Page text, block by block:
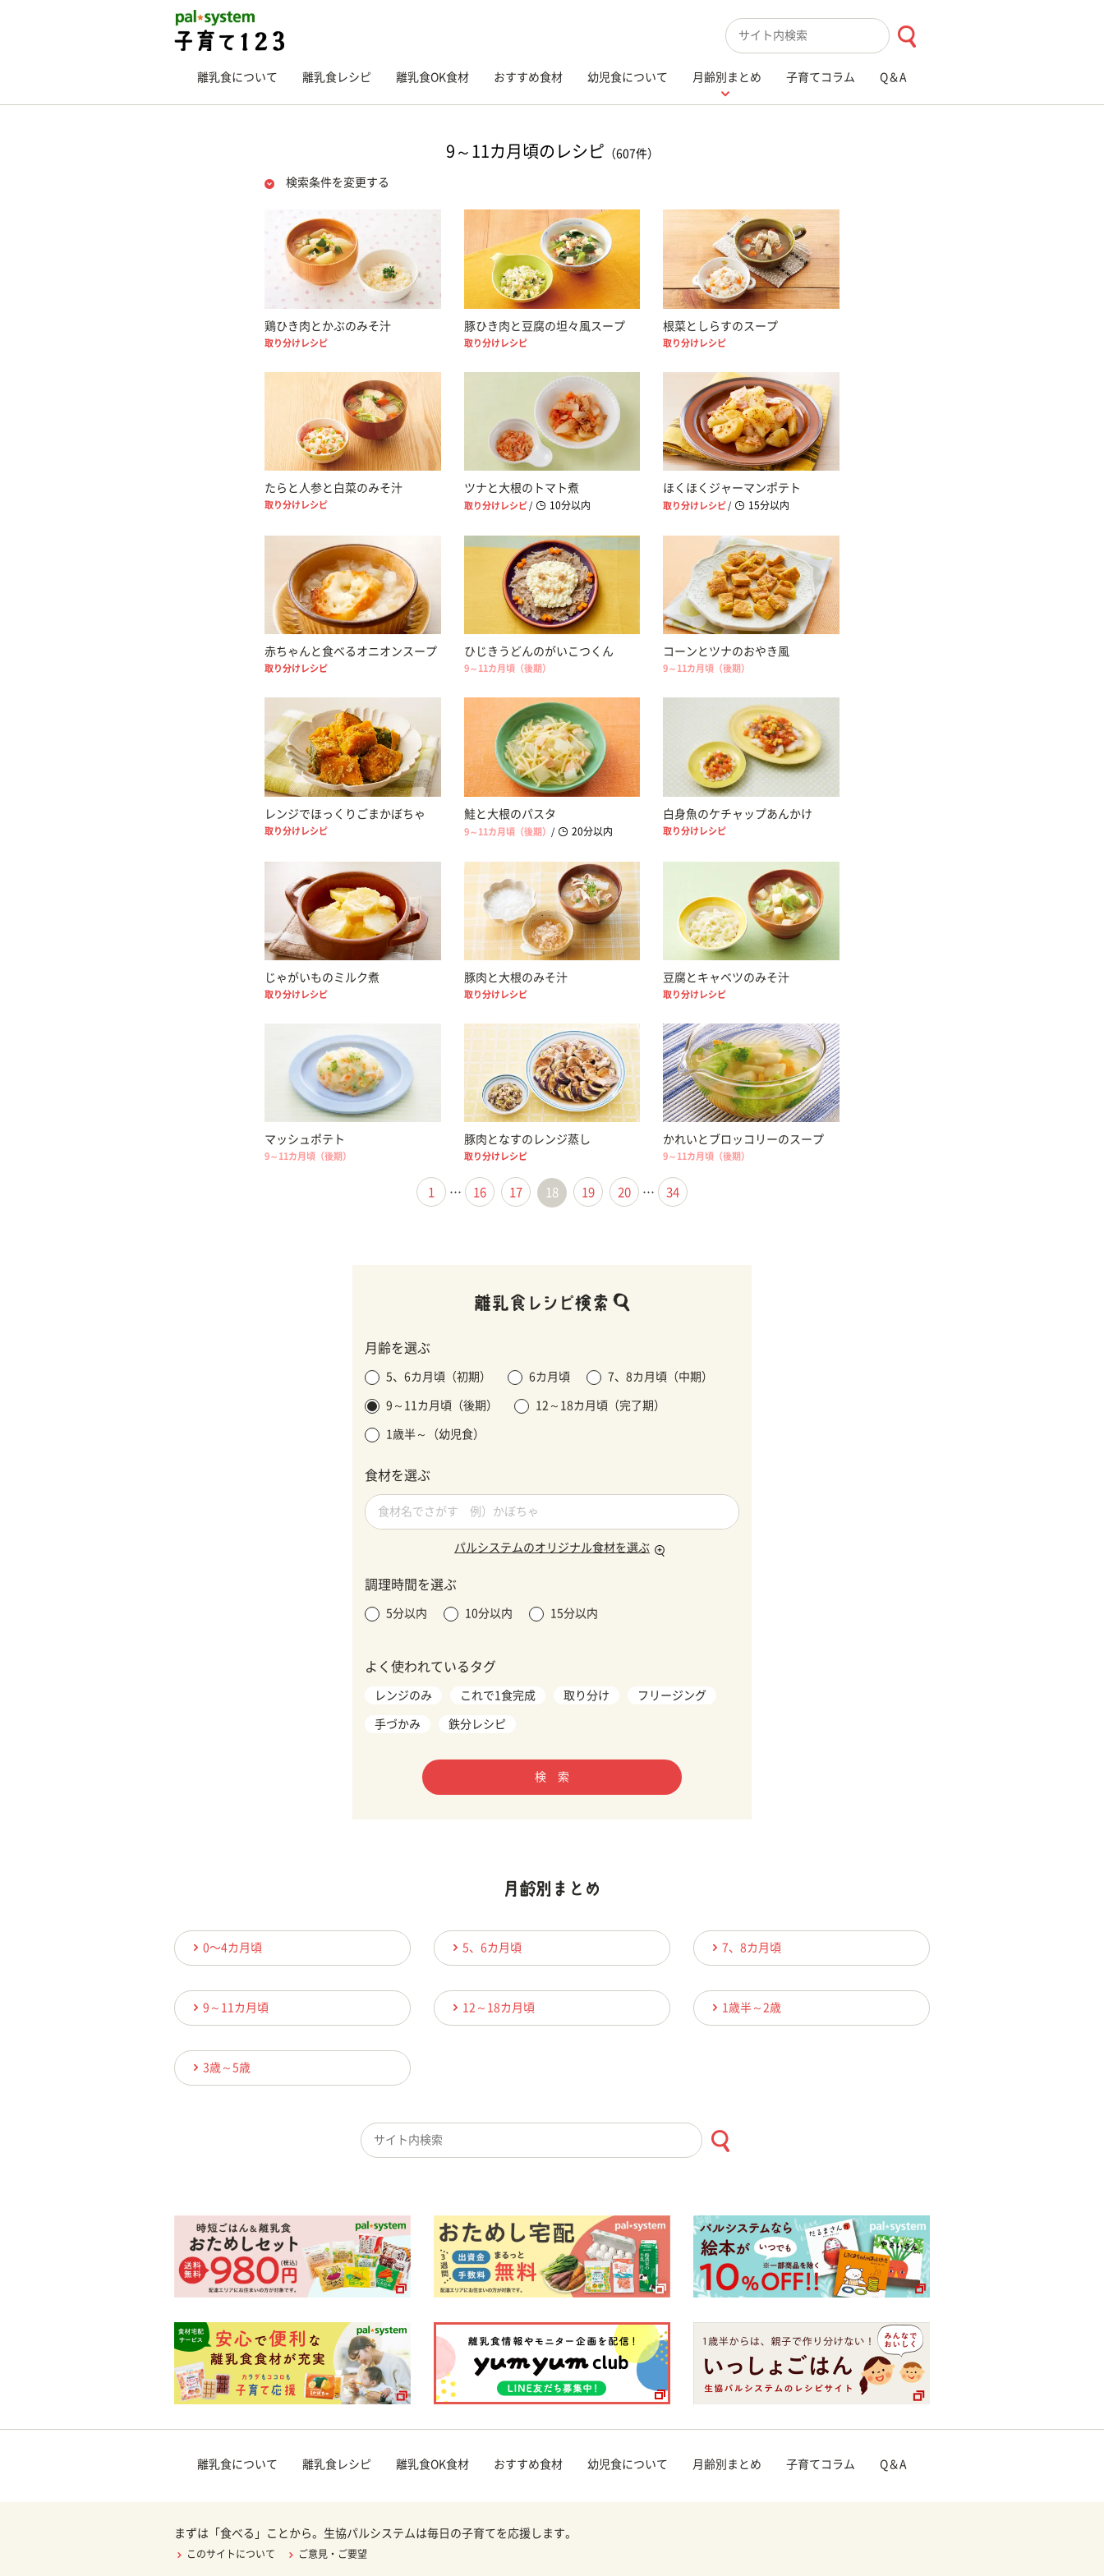
検索キーワード入力
離乳食について 離乳食レシピ 離乳食OK食材 おすすめ食材 幼児食について 月齢別まとめ 子育てコラム Q＆A
9～11カ月頃のレシピ （607件）
検索条件を変更する
鶏ひき肉とかぶのみそ汁
取り分けレシピ
豚ひき肉と豆腐の坦々風スープ
取り分けレシピ
根菜としらすのスープ
取り分けレシピ
たらと人参と白菜のみそ汁
取り分けレシピ
ツナと大根のトマト煮
取り分けレシピ / 10分以内
ほくほくジャーマンポテト
取り分けレシピ / 15分以内
赤ちゃんと食べるオニオンスープ
取り分けレシピ
ひじきうどんのがいこつくん
9～11カ月頃（後期）
コーンとツナのおやき風
9～11カ月頃（後期）
レンジでほっくりごまかぼちゃ
取り分けレシピ
鮭と大根のパスタ
9～11カ月頃（後期） / 20分以内
白身魚のケチャップあんかけ
取り分けレシピ
じゃがいものミルク煮
取り分けレシピ
豚肉と大根のみそ汁
取り分けレシピ
豆腐とキャベツのみそ汁
取り分けレシピ
マッシュポテト
9～11カ月頃（後期）
豚肉となすのレンジ蒸し
取り分けレシピ
かれいとブロッコリーのスープ
9～11カ月頃（後期）
1 … 16 17 18 19 20 … 34
月齢を選ぶ
5、6カ月頃（初期） 6カ月頃 7、8カ月頃（中期）
9～11カ月頃（後期） 12～18カ月頃（完了期）
1歳半～（幼児食）
食材を選ぶ
パルシステムのオリジナル食材を選ぶ
調理時間を選ぶ
5分以内 10分以内 15分以内
よく使われているタグ
レンジのみ これで1食完成 取り分け フリージング
手づかみ 鉄分レシピ
検 索
0〜4カ月頃 5、6カ月頃 7、8カ月頃
9～11カ月頃 12～18カ月頃 1歳半～2歳
3歳～5歳
検索キーワード入力
離乳食について 離乳食レシピ 離乳食OK食材 おすすめ食材 幼児食について 月齢別まとめ 子育てコラム Q＆A
まずは「食べる」ことから。生協パルシステムは毎日の子育てを応援します。
このサイトについて ご意見・ご要望